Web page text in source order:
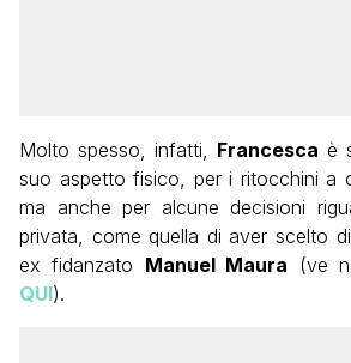
Molto spesso, infatti, Francesca è
suo aspetto fisico, per i ritocchini a
ma anche per alcune decisioni
privata, come quella di aver scelto
ex fidanzato Manuel Maura (ve
QUI).